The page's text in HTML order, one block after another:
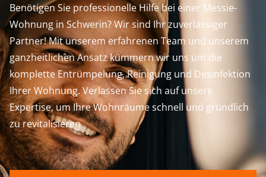
Benötigen Sie professionelle Hilfe bei einer Messie-
Wohnung in Schwerin? Wir sind Ihr zuverlässiger
Partner! Mit unserem erfahrenen Team und unserem
ganzheitlichen Ansatz kümmern wir uns um die
komplette Entrümpelung, Reinigung und Desinfektion
Ihrer Wohnung. Verlassen Sie sich auf unsere
Expertise, um Ihre Wohnräume schnell und gründlich
zu revitalisieren.